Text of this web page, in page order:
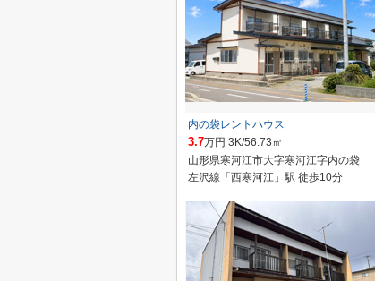
内の袋レントハウス
3.7万円 3K/56.73㎡
山形県寒河江市大字寒河江字内の袋
左沢線「西寒河江」駅 徒歩10分